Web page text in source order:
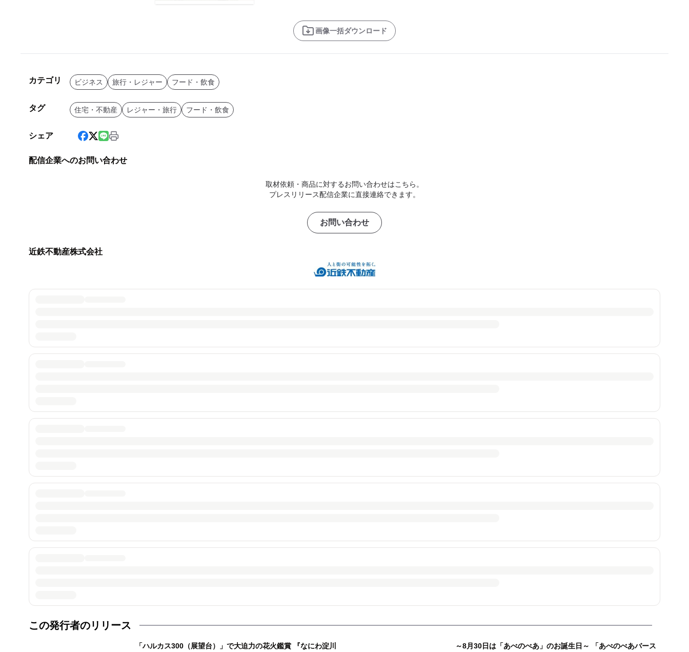
画像一括ダウンロード
カテゴリ ビジネス 旅行・レジャー フード・飲食
タグ 住宅・不動産 レジャー・旅行 フード・飲食
シェア
配信企業へのお問い合わせ
取材依頼・商品に対するお問い合わせはこちら。
プレスリリース配信企業に直接連絡できます。
お問い合わせ
近鉄不動産株式会社
この発行者のリリース
「ハルカス300（展望台）」で大迫力の花火鑑賞 『なにわ淀川
～8月30日は「あべのべあ」のお誕生日～ 「あべのべあバース